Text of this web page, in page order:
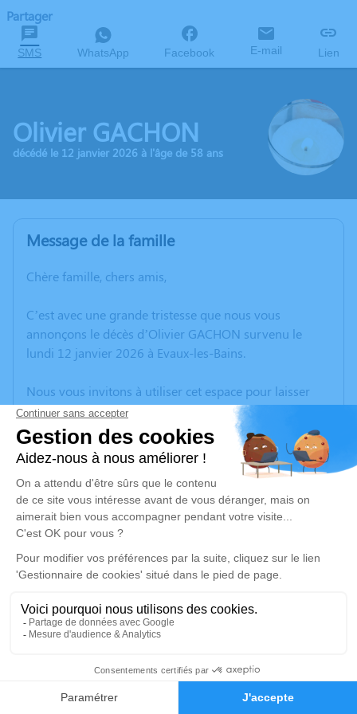
Faire-part Hommages
Partager
SMS WhatsApp Facebook E-mail Lien
Olivier GACHON
décédé le 12 janvier 2026 à l'âge de 58 ans
Message de la famille
Chère famille, chers amis,
C’est avec une grande tristesse que nous vous
annonçons le décès d’Olivier GACHON survenu le
lundi 12 janvier 2026 à Evaux-les-Bains.
Nous vous invitons à utiliser cet espace pour laisser
vos condoléances, partager des photos souvenirs, une
anecdote ou exprimer vos pensées à travers des
poèmes ou des textes. Cet endroit est un lieu
d'expression dédié à honorer la mémoire d’Olivier
GACHON.
Un service de plantation d’arbre hommage est
disponible ici.
Je rends hommage
Cérémonie civile
Je rends hommage